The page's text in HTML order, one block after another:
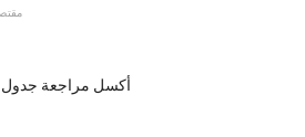
أكسل مراجعة جدول